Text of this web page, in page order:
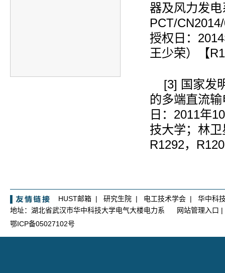
器及风力发
PCT/
授权日： 2014
王少荣）【
[3] 国家发
的多端直流
日： 2011年10
技大学；林
R1292，
HUST邮箱 | 研究生院 | 电工技术学会 | 华中科
地址：湖北省武汉市华中科技大学电气大楼电力系
网站管理入口 |
鄂ICP备05027102号